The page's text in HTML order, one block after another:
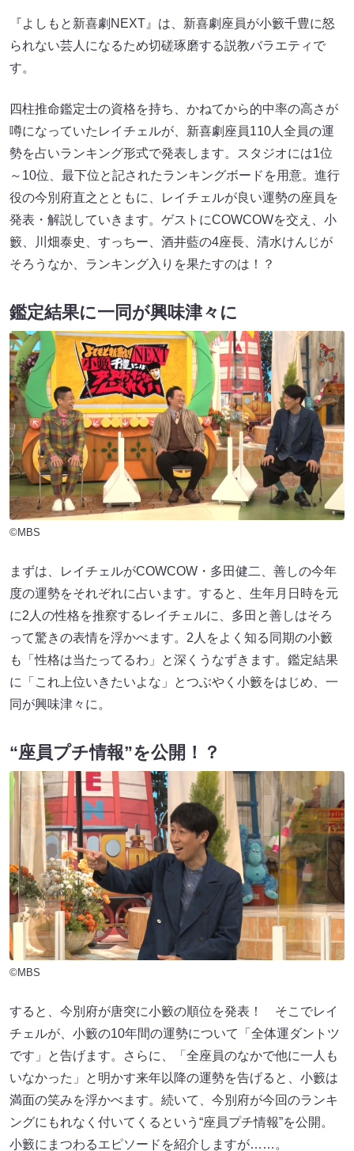
『よしもと新喜劇NEXT』は、新喜劇座員が小籔千豊に怒
られない芸人になるため切磋琢磨する説教バラエティで
す。
四柱推命鑑定士の資格を持ち、かねてから的中率の高さが
噂になっていたレイチェルが、新喜劇座員110人全員の運
勢を占いランキング形式で発表します。スタジオには1位
～10位、最下位と記されたランキングボードを用意。進行
役の今別府直之とともに、レイチェルが良い運勢の座員を
発表・解説していきます。ゲストにCOWCOWを交え、小
籔、川畑泰史、すっちー、酒井藍の4座長、清水けんじが
そろうなか、ランキング入りを果たすのは！？
鑑定結果に一同が興味津々に
©MBS
まずは、レイチェルがCOWCOW・多田健二、善しの今年
度の運勢をそれぞれに占います。すると、生年月日時を元
に2人の性格を推察するレイチェルに、多田と善しはそろ
って驚きの表情を浮かべます。2人をよく知る同期の小籔
も「性格は当たってるわ」と深くうなずきます。鑑定結果
に「これ上位いきたいよな」とつぶやく小籔をはじめ、一
同が興味津々に。
“座員プチ情報”を公開！？
©MBS
すると、今別府が唐突に小籔の順位を発表！ そこでレイ
チェルが、小籔の10年間の運勢について「全体運ダントツ
です」と告げます。さらに、「全座員のなかで他に一人も
いなかった」と明かす来年以降の運勢を告げると、小籔は
満面の笑みを浮かべます。続いて、今別府が今回のランキ
ングにもれなく付いてくるという“座員プチ情報”を公開。
小籔にまつわるエピソードを紹介しますが……。